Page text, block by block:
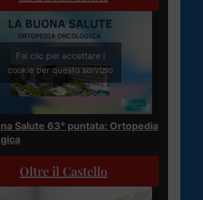
Fai clic per accettare i
cookie per questo servizio
Salute 63° puntata: Ortopedia
Oltre il Castello